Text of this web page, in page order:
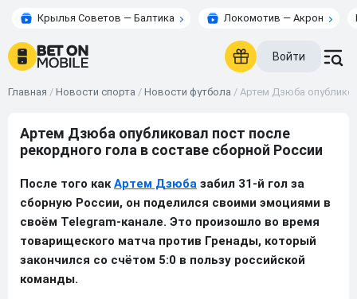
Крылья Советов — Балтика Локомотив — Акрон
Войти
Главная / Новости спорта / Новости футбола / Артем Дзюба
Артем Дзюба опубликовал пост после
рекордного гола в составе сборной России
После того какАртем Дзюба забил 31-й гол за
сборную России, он поделился своими эмоциями в
своём Telegram-канале. Это произошло во время
товарищеского матча против Гренады, который
закончился со счётом 5:0 в пользу российской
команды.